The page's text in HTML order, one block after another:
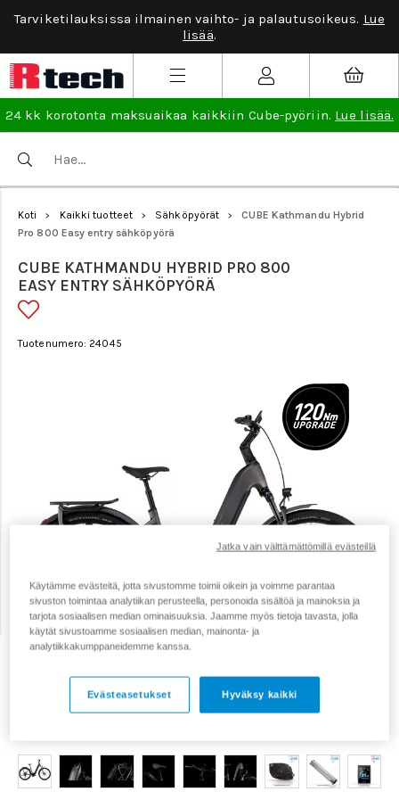
Tarviketilauksissa ilmainen vaihto- ja palautusoikeus. Lue
lisää.
24 kk korotonta maksuaikaa kaikkiin Cube-pyöriin. Lue lisää.
Koti > Kaikki tuotteet > Sähköpyörät >
CUBE Kathmandu Hybrid
Pro 800 Easy entry sähköpyörä
CUBE KATHMANDU HYBRID PRO 800
EASY ENTRY SÄHKÖPYÖRÄ
Tuotenumero: 24045
Käytämme evästeitä, jotta sivustomme toimii oikein ja voimme parantaa
sivuston toimintaa analytiikan perusteella, personoida sisältöä ja mainoksia ja
tarjota sosiaalisen median ominaisuuksia. Jaamme myös tietoja tavasta, jolla
käytät sivustoamme sosiaalisen median, mainonta- ja
analytiikkakumppaneidemme kanssa.
Hyväksy kaikki
Evästeasetukset
Jatka vain välttämättömillä evästeillä